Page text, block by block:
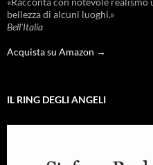
bellezza di alcuni luoghi.»
Bell'Italia
Acquista su Amazon →
IL RING DEGLI ANGELI